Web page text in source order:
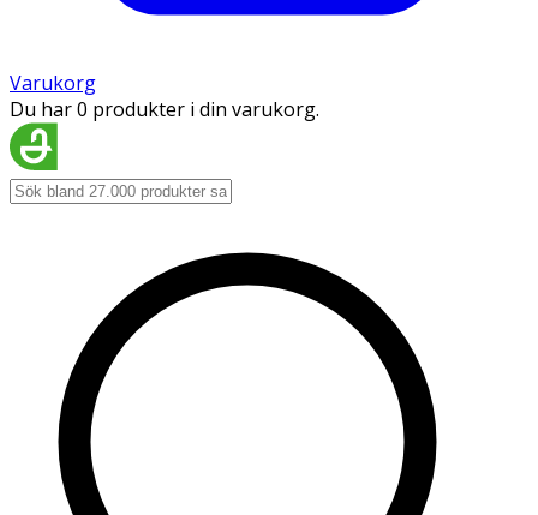
Varukorg
Du har 0 produkter i din varukorg.